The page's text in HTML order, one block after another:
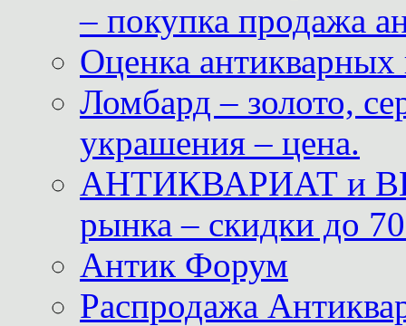
– покупка продажа
Оценка антикварных
Ломбард – золото,
украшения – цена.
АНТИКВАРИАТ и
рынка – скидки до
Антик Форум
Распродажа